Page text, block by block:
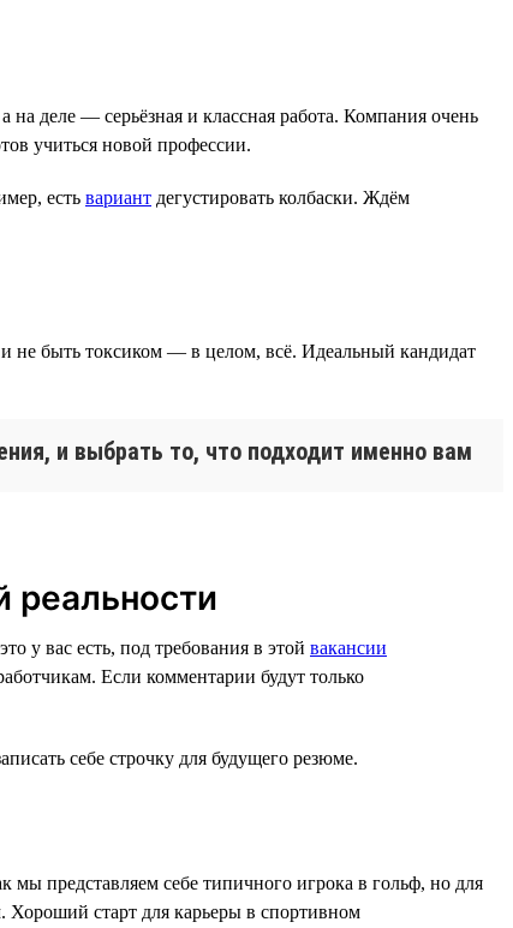
на деле — серьёзная и классная работа. Компания очень
учиться новой профессии.
есть вариант дегустировать колбаски. Ждём
не быть токсиком — в целом, всё. Идеальный кандидат
и выбрать то, что подходит именно вам
реальности
у вас есть, под требования в этой вакансии
Если комментарии будут только
себе строчку для будущего резюме.
мы представляем себе типичного игрока в гольф, но для
Хороший старт для карьеры в спортивном